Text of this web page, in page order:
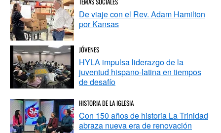
De viaje con el Rev. Adam Hamilton
por Kansas
JÓVENES
HYLA impulsa liderazgo de la
juventud hispano-latina en tiempos
de desafío
HISTORIA DE LA IGLESIA
Con 150 años de historia La Trinidad
abraza nueva era de renovación